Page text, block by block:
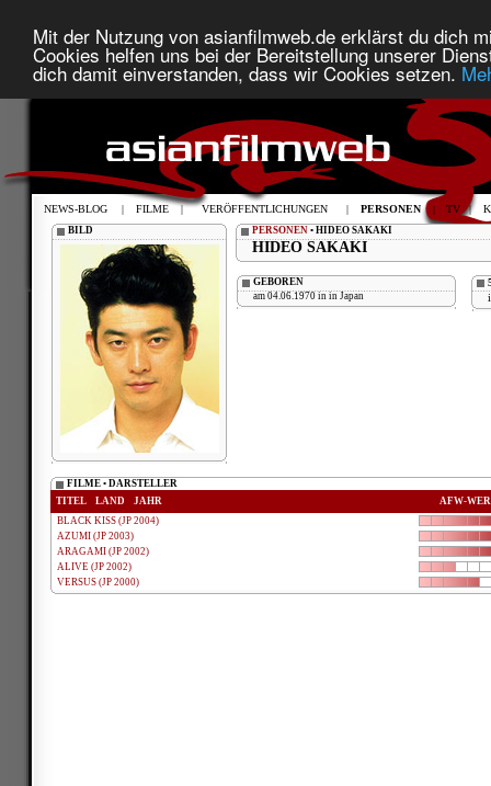
Mit der Nutzung von asianfilmweb.de erklärst du dich
Cookies helfen uns bei der Bereitstellung unserer
dich damit einverstanden, dass wir Cookies setzen.
NEWS-BLOG | FILME | VERÖFFENTLICHUNGEN | PERSONEN | TV |
BILD PERSONEN • HIDEO SAKAKI
HIDEO SAKAKI
GEBOREN
am 04.06.1970 in in Japan
FILME • DARSTELLER
TITEL
LAND JAHR
AFW-
BLACK KISS (JP 2004)
AZUMI (JP 2003)
ARAGAMI (JP 2002)
ALIVE (JP 2002)
VERSUS (JP 2000)